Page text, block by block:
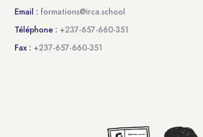
Email : formations@irca.school
Téléphone : +237-657-660-351
Fax : +237-657-660-351